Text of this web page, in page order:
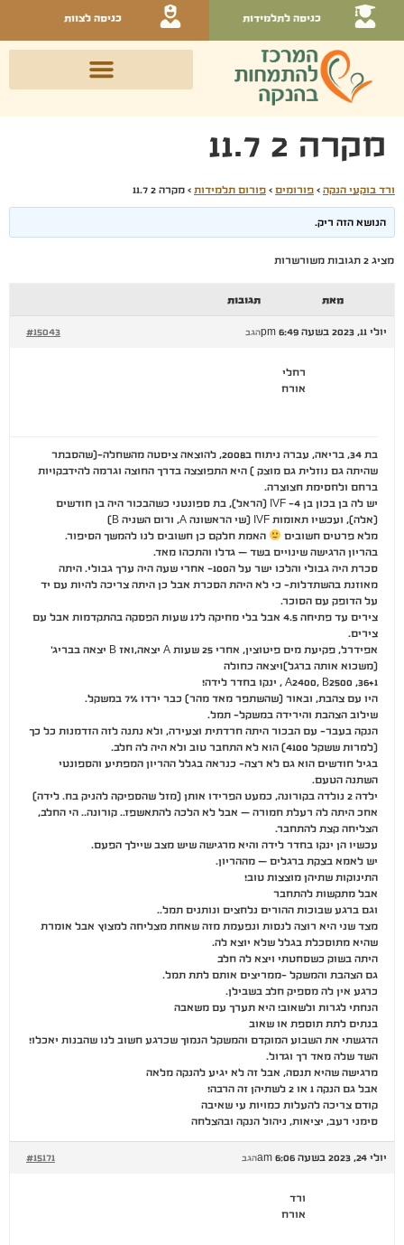
כניסה לתלמידות כניסה לצוות
מקרה 2 11.7
ורד בוקעי הנקה › פורומים › פורום תלמידות › מקרה 2 11.7
הנושא הזה ריק.
מציג 2 תגובות משורשרות
מאת תגובות
יולי 11, 2023 בשעה 6:49 pm #15043 הגב
רחלי
אורח
בת 34, בריאה, עברה ניתוח ב2008, להוצאה ציסטה מהשחלה-(שהסבתר
שהיתה גם נוזלית גם מוצק ) היא התפוצצה בדרך החוצה וגרמה להידבקויות
ברחם ולחסימת חצוצרה.
יש לה בן בכון בן 4- IVF (הראל), בת ספונטני כשהבכור היה בן חודשים
(אלה), ועכשיו תאומות IVF (שי הראשונה A, ורום השניה B)
מלא פרטים חשובים
האמת חלקם כן חשובים לנו להמשך הסיפור.
בהריון הרגישה שינויים בשד – גדלו והתכהו מאד.
סכרת היה גבולי והלכו ישר על ה100- אחרי שעה היה ערך גבולי. היתה
מאוזנת בהשתדלות- כי לא היהת הסכרת אבל כן היתה צריכה להיות עם יד
על הדופק עם הסוכר.
צירים עד פתיחה 4.5 אבל בלי מחיקה ל17 שעות הפסקה בהתקדמות אבל עם
צירים.
אפידרל, פקיעת מים פיטוצין, אחרי 25 שעות A יצאה,ואז B יצאה בבריג'
(משכוא אותה ברגל)ויצאה כחולה
36+1, A2400, B2500 , ינקו בחדר לידה!
היו עם צהבת, ובאור (שהשתפר מאד מהר) כבר ירדו 7% במשקל.
שילוב הצהבת והירידה במשקל- תמל.
הנקה בעבר- עם הבכור היתה חרדתית וצעירה, ולא נתנה לזה הזדמנות כל כך
(למרות ששקל 4100) הוא לא התחבר טוב ולא היה לה חלב.
בגיל חודשים הוא גם לא רצה- כנראה בגלל ההריון המפתיע והספונטי
השתנה הטעם.
ילדה 2 נולדה בקורונה, כמעט הפרידו אותן (מזל שהספיקה להניק בח. לידה)
אחכ היתה לה רעלת חמורה – אבל לא הלכה להתאשפז.. קורונה.. הי החלב,
הצליחה קצת להתחבר.
עכשיו הן ינקו בחדר לידה והיא מרגישה שיש מצב שיילך הפעם.
יש לאמא בצקת ברגלים – מההריון.
התינוקות שתיהן מוצצות טוב!
אבל מתקשות להתחבר
וגם ברגע שבוכות ההורים נלחצים ונותנים תמל..
מצד שני היא רוצה לנסות ונפעמת מזה שאחת מצליחה למצוץ אבל אומרת
שהיא מתוסכלת בגלל שלא יוצא לה.
היתה בשוק כשסחטתי ויצא לה חלב
גם הצהבת והמשקל -ממריצים אותם לתת תמל.
כרגע אין לה מספיק חלב בשבילן.
הנחתי לגרות ולשאוב! היא תערך עם משאבה
בנתים לתת תוספת או שאוב
הדגשתי את השבוע המוקדם והמשקל הנמוך שכרגע חשוב לנו שהבנות יאכלו!
השד שלה מאד רך וגדול.
מרגישה שהיא תנסה, אבל זה לא יגיע להנקה מלאה
אבל גם הנקה 1 או 2 לשתיהן זה הרבה!
קודם צריכה להעלות כמויות עי שאיבה
סימני רעב, יציאות, ניהול הנקה ובהצלחה
יולי 24, 2023 בשעה 6:06 am #15171 הגב
ורד
אורח